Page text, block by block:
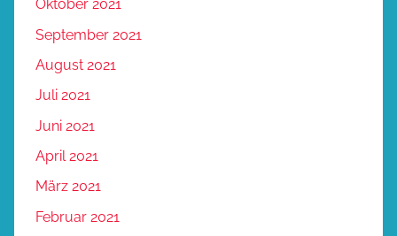
Oktober 2021
September 2021
August 2021
Juli 2021
Juni 2021
April 2021
März 2021
Februar 2021